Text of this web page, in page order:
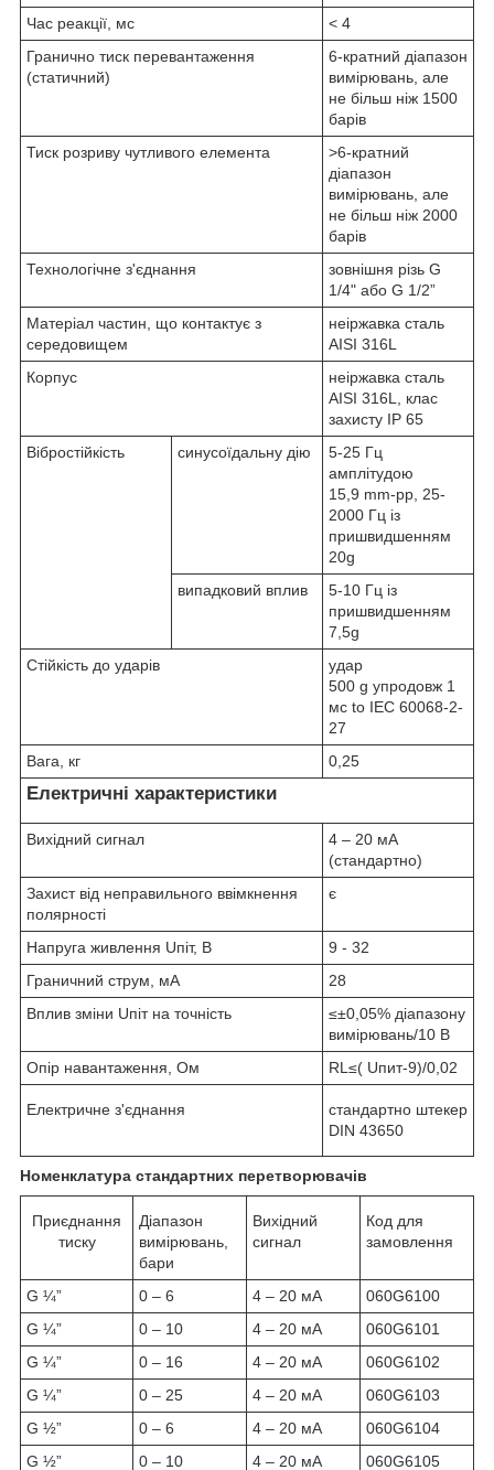
Час реакції, мс
< 4
Гранично тиск перевантаження
(статичний)
6-кратний діапазон
вимірювань, але
не більш ніж 1500
барів
Тиск розриву чутливого елемента
>6-кратний
діапазон
вимірювань, але
не більш ніж 2000
барів
Технологічне з'єднання
зовнішня різь G
1/4" або G 1/2”
Матеріал частин, що контактує з
середовищем
неіржавка сталь
AISI 316L
Корпус
неіржавка сталь
AISI 316L, клас
захисту IP 65
Вібростійкість
синусоїдальну дію
5-25 Гц
амплітудою
15,9 mm-pp, 25-
2000 Гц із
пришвидшенням
20g
випадковий вплив
5-10 Гц із
пришвидшенням
7,5g
Стійкість до ударів
удар
500 g упродовж 1
мс to IEC 60068-2-
27
Вага, кг
0,25
Електричні характеристики
Вихідний сигнал
4 – 20 мА
(стандартно)
Захист від неправильного ввімкнення
полярності
є
Напруга живлення Uпіт, В
9 - 32
Граничний струм, мА
28
Вплив зміни Uпітна точність
≤±0,05% діапазону
вимірювань/10 В
Опір навантаження, Ом
RL≤( Uпит-9)/0,02
Електричне з'єднання
стандартно штекер
DIN 43650
Номенклатура стандартних перетворювачів
Приєднання
тиску
Діапазон
вимірювань,
бари
Вихідний
сигнал
Код для
замовлення
G ¼” 0 – 6 4 – 20 мА
060G6100
G ¼”
0 – 10 4 – 20 мА
060G6101
G ¼”
0 – 16 4 – 20 мА
060G6102
G ¼”
0 – 25 4 – 20 мА
060G6103
G ½”
0 – 6 4 – 20 мА
060G6104
G ½”
0 – 10 4 – 20 мА 060G6105